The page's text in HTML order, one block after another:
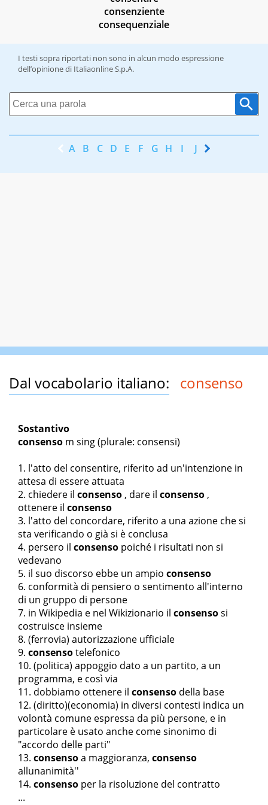
consenziente
consequenziale
I testi sopra riportati non sono in alcun modo espressione
dell’opinione di Italiaonline S.p.A.
A B C D E F G H I J K
Dal vocabolario italiano: consenso
Sostantivo
consenso m sing(plurale: consensi)
l'atto del consentire, riferito ad un'intenzione in
attesa di essere attuata
chiedere il consenso , dare il consenso ,
ottenere il consenso
l'atto del concordare, riferito a una azione che si
sta verificando o già si è conclusa
persero il consenso poiché i risultati non si
vedevano
il suo discorso ebbe un ampio consenso
conformità di pensiero o sentimento all'interno
di un gruppo di persone
in Wikipedia e nel Wikizionario il consensosi
costruisce insieme
(ferrovia) autorizzazione ufficiale
consensotelefonico
(politica) appoggio dato a un partito, a un
programma, e così via
dobbiamo ottenere il consenso della base
(diritto)(economia) in diversi contesti indica un
volontà comune espressa da più persone, e in
particolare è usato anche come sinonimo di
"accordo delle parti"
consensoa maggioranza, consenso
allunanimità''
consenso per la risoluzione del contratto
...